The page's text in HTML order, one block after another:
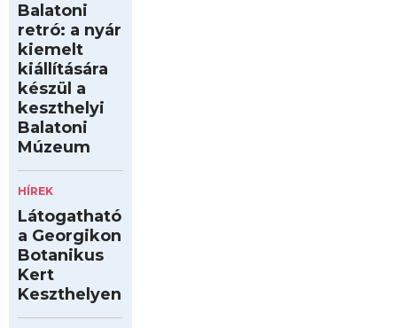
Balatoni
retró: a nyár
kiemelt
kiállítására
készül a
keszthelyi
Balatoni
Múzeum
HÍREK
Látogatható
a Georgikon
Botanikus
Kert
Keszthelyen